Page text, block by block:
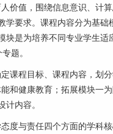
值，围绕信息意识、计
要求。课程内容分为基础
是为培养不同专业学生适
题。
程目标、课程内容，划
和健康教育；拓展模块一
内容。
与责任四个方面的学科核